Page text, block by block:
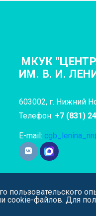
МКУК
ИМ. В. И.
603002, г. Нижний
Телефон: +7 (831)
E-mail:
пользовательского
cookie-файлов. Для